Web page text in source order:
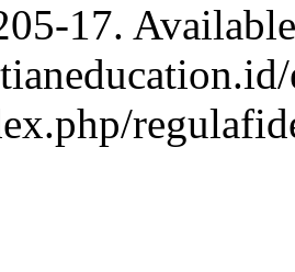
17.